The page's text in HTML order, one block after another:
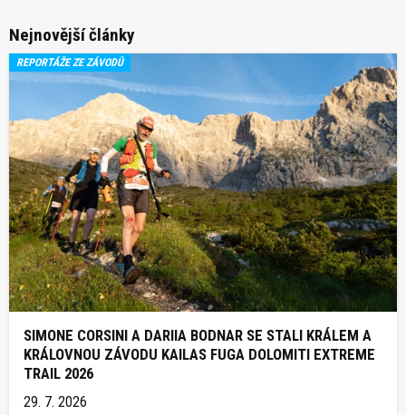
Nejnovější články
REPORTÁŽE ZE ZÁVODŮ
SIMONE CORSINI A DARIIA BODNAR SE STALI KRÁLEM A
KRÁLOVNOU ZÁVODU KAILAS FUGA DOLOMITI EXTREME
TRAIL 2026
29. 7. 2026